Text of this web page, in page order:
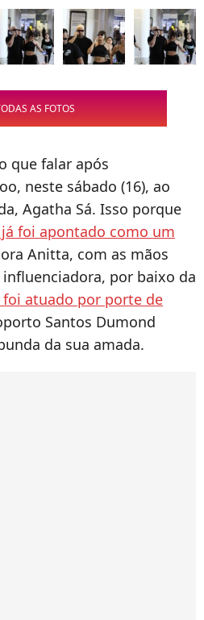
AS FOTOS
que falar após
neste sábado (16), ao
Agatha Sá. Isso porque
foi apontado como um
Anitta, com as mãos
por baixo da
atuado por porte de
Santos Dumond
da sua amada.